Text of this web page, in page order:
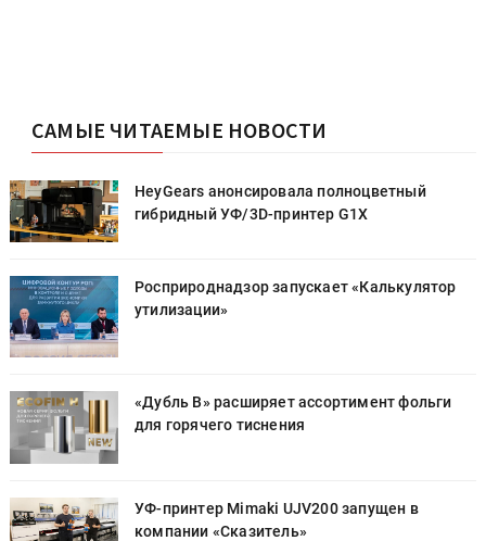
САМЫЕ ЧИТАЕМЫЕ НОВОСТИ
HeyGears анонсировала полноцветный
гибридный УФ/3D-принтер G1X
Росприроднадзор запускает «Калькулятор
утилизации»
«Дубль В» расширяет ассортимент фольги
для горячего тиснения
УФ-принтер Mimaki UJV200 запущен в
компании «Сказитель»